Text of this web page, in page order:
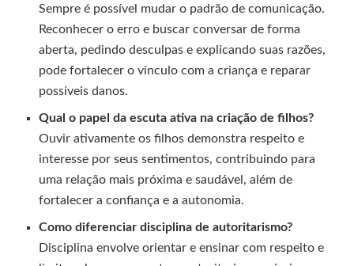
Sempre é possível mudar o padrão de comunicação.
Reconhecer o erro e buscar conversar de forma
aberta, pedindo desculpas e explicando suas razões,
pode fortalecer o vínculo com a criança e reparar
possíveis danos.
Qual o papel da escuta ativa na criação de filhos?
Ouvir ativamente os filhos demonstra respeito e
interesse por seus sentimentos, contribuindo para
uma relação mais próxima e saudável, além de
fortalecer a confiança e a autonomia.
Como diferenciar disciplina de autoritarismo?
Disciplina envolve orientar e ensinar com respeito e